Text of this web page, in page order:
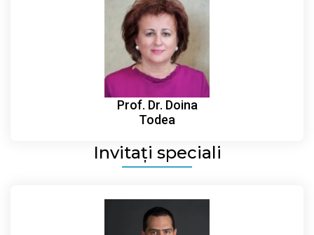
Prof. Dr. Doina
Todea
Invitați speciali